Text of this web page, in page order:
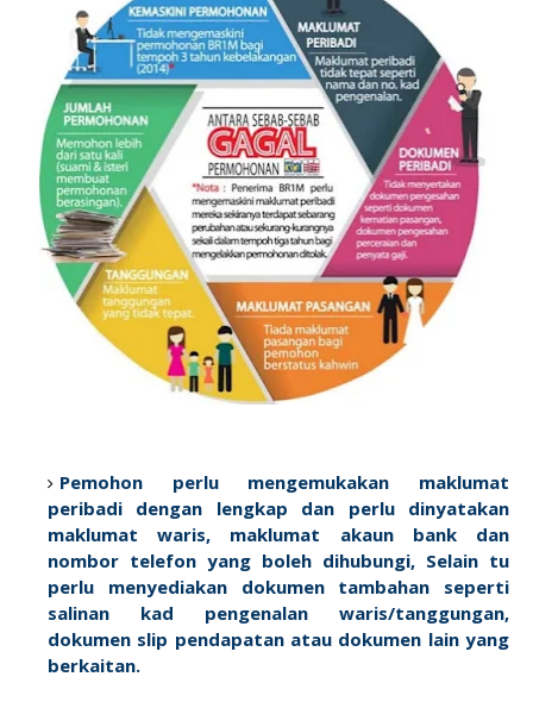
Pemohon perlu mengemukakan maklumat
peribadi dengan lengkap dan perlu dinyatakan
maklumat waris, maklumat akaun bank dan
nombor telefon yang boleh dihubungi, Selain tu
perlu menyediakan dokumen tambahan seperti
salinan kad pengenalan waris/tanggungan,
dokumen slip pendapatan atau dokumen lain yang
berkaitan.